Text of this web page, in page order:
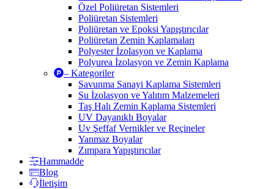
Özel Poliüretan Sistemleri
Poliüretan Sistemleri
Poliüretan ve Epoksi Yapıştırıcılar
Poliüretan Zemin Kaplamaları
Polyester İzolasyon ve Kaplama
Polyurea İzolasyon ve Zemin Kaplama
– Kategoriler
Savunma Sanayi Kaplama Sistemleri
Su İzolasyon ve Yalıtım Malzemeleri
Taş Halı Zemin Kaplama Sistemleri
UV Dayanıklı Boyalar
Uv Şeffaf Vernikler ve Reçineler
Yanmaz Boyalar
Zımpara Yapıştırıcılar
Hammadde
Blog
İletişim